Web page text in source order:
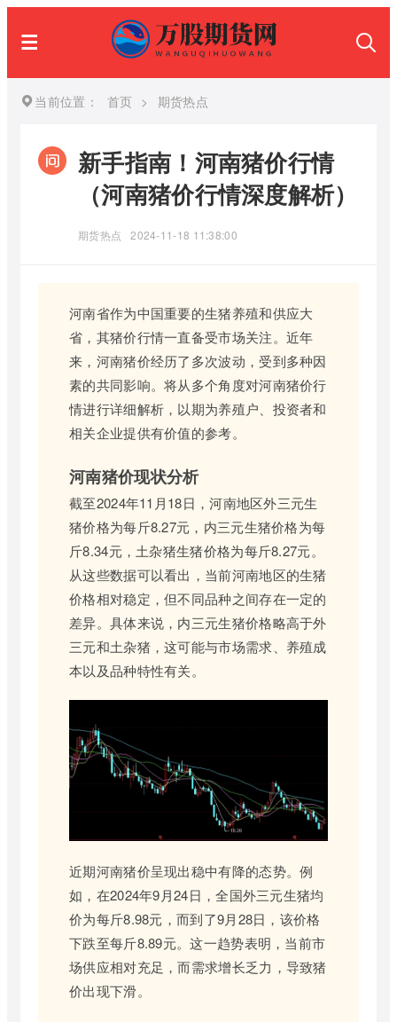
当前位置： 首页 > 期货热点
新手指南！河南猪价行情
（河南猪价行情深度解析）
期货热点 2024-11-18 11:38:00
河南省作为中国重要的生猪养殖和供应大
省，其猪价行情一直备受市场关注。近年
来，河南猪价经历了多次波动，受到多种因
素的共同影响。将从多个角度对河南猪价行
情进行详细解析，以期为养殖户、投资者和
相关企业提供有价值的参考。
河南猪价现状分析
截至2024年11月18日，河南地区外三元生
猪价格为每斤8.27元，内三元生猪价格为每
斤8.34元，土杂猪生猪价格为每斤8.27元。
从这些数据可以看出，当前河南地区的生猪
价格相对稳定，但不同品种之间存在一定的
差异。具体来说，内三元生猪价格略高于外
三元和土杂猪，这可能与市场需求、养殖成
本以及品种特性有关。
近期河南猪价呈现出稳中有降的态势。例
如，在2024年9月24日，全国外三元生猪均
价为每斤8.98元，而到了9月28日，该价格
下跌至每斤8.89元。这一趋势表明，当前市
场供应相对充足，而需求增长乏力，导致猪
价出现下滑。